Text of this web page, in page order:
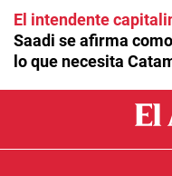
El intendente
Saadi se afirma
lo que necesita